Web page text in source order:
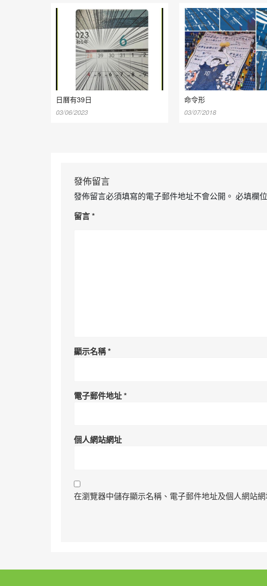
日曆有39日
03/06/2023
命令形
03/07/2018
發佈留言
發佈留言必須填寫的電子郵件地址不會公開。 必填欄
留言*
顯示名稱*
電子郵件地址*
個人網站網址
在瀏覽器中儲存顯示名稱、電子郵件地址及個人網站